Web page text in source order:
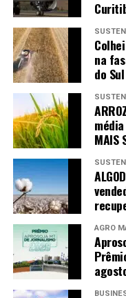
na
do
MAIS
AGRO